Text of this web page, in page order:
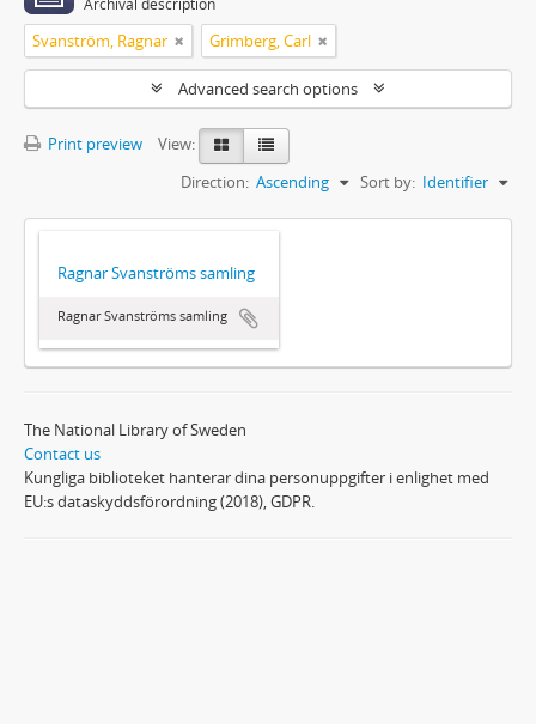
Archival description
Svanström, Ragnar Grimberg, Carl
Advanced search options
Print preview
View:
Sort by: Identifier
Direction: Ascending
Ragnar Svanströms samling
Ragnar Svanströms samling
The National Library of Sweden
Contact us
Kungliga biblioteket hanterar dina personuppgifter i enlighet med
EU:s dataskyddsförordning (2018), GDPR.